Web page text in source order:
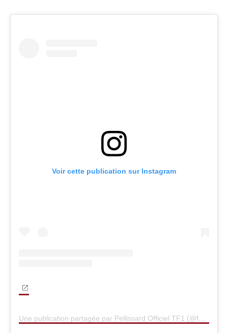
Voir cette publication sur Instagram
Une publication partagée par Pellissard Officiel TF1 (@famille.pellissard.tf1)